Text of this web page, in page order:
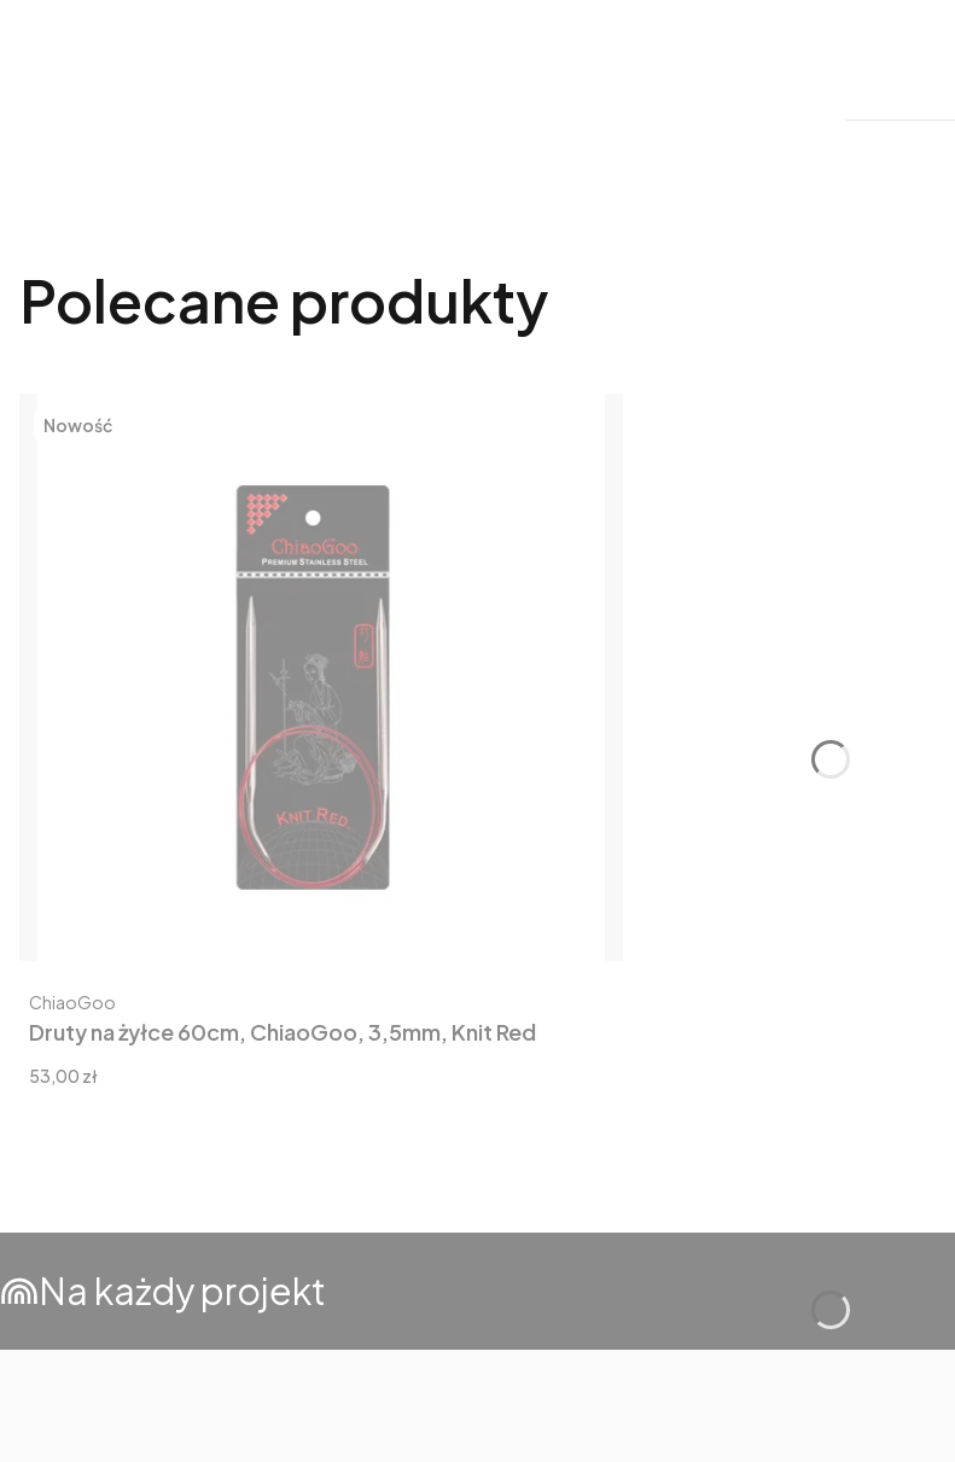
Polecane produkty
Nowość
Druty na żyłce 60cm, ChiaoGoo, 3,5mm, Knit Red
Producent
ChiaoGoo
Cena
53,00 zł
Na każdy projekt